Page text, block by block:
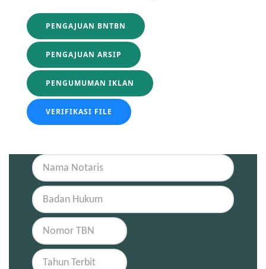
PENGAJUAN BNTBN
PENGAJUAN ARSIP
PENGUMUMAN IKLAN
VERIFIKASI FILE